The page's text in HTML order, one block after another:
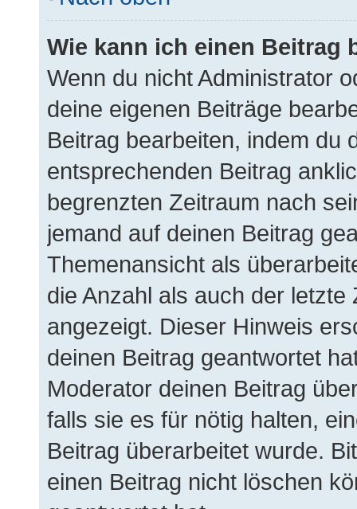
Wie kann ich einen Beitrag
Wenn du nicht Administrator
deine eigenen Beiträge
Beitrag bearbeiten, indem du
entsprechenden Beitrag
begrenzten Zeitraum nach
jemand auf deinen Beitrag
Themenansicht als
die Anzahl als auch der
angezeigt. Dieser Hinweis
deinen Beitrag geantwortet
Moderator deinen Beitrag
falls sie es für nötig halten,
Beitrag überarbeitet wurde.
einen Beitrag nicht löschen